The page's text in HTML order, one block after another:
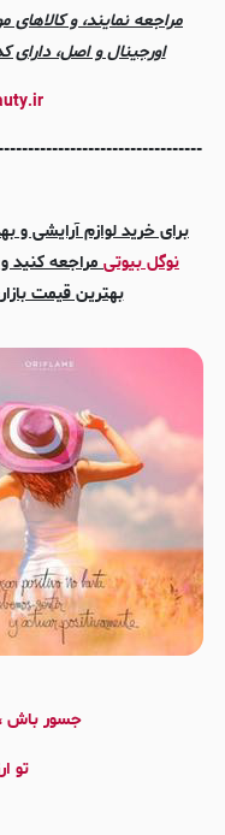
مراجعه نمایند، و
اورجینال و اصل، دارای
برای خرید لوازم آرایشی و
نوگل بیوتیمراجعه کنید
بهترین قیمت
جسور باش
تو